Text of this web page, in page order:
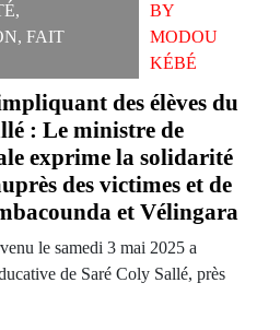
,
,FAIT
BY
MODOU
KÉBÉ
des élèves du
: Le ministre de
exprime la solidarité
des victimes et de
et Vélingara
le samedi 3 mai 2025 a
de Saré Coly Sallé, près